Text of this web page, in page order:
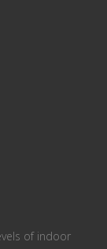
of indoor